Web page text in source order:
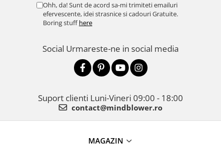
Ohh, da! Sunt de acord sa-mi trimiteti emailuri
efervescente, idei strasnice si cadouri Gratuite.
Boring stuffhere
Social Urmareste-ne in social media
Suport clienti Luni-Vineri 09:00 - 18:00
contact@mindblower.ro
MAGAZIN